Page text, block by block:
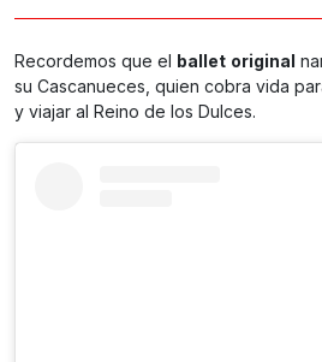
Recordemos que el ballet original
su Cascanueces, quien cobra vida
y viajar al Reino de los Dulces.